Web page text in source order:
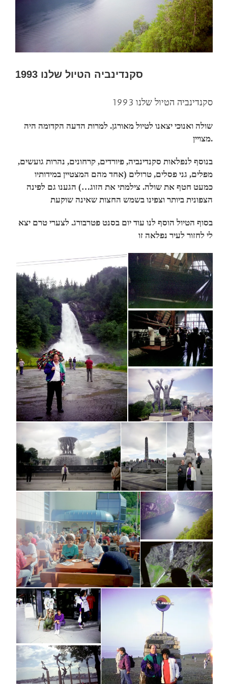
סקנדינביה הטיול שלנו 1993
סקנדינביה הטיול שלנו 1993
שולה ואנוכי יצאנו לטיול מאורגן. למרות הדעה הקדומה היה
מצויין.
בנוסף לנפלאות סקנדינביה, פיורדים, קרחונים, נהרות גועשים,
מפלים, גני פסלים, טרולים (אחד מהם המצטיין במידותיו
כמעט חטף את שולה. צילמתי את הזוג…) הגענו גם לפינה
הצפונית ביותר וצפינו בשמש החצות שאינה שוקעת
בסוף הטיול הוסף לנו עוד יום בסנט פטרבורג. לצערי טרם יצא
לי לחזור לעיר נפלאה זו